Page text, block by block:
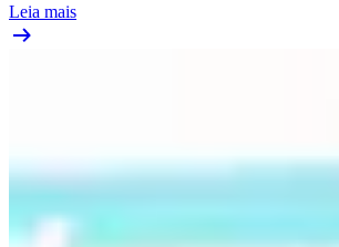
Leia mais